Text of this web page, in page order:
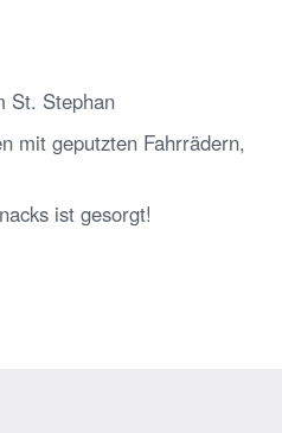
St. Stephan
mit geputzten Fahrrädern,
ist gesorgt!